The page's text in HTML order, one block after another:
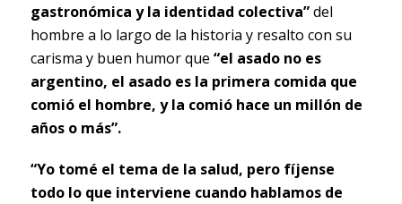
gastronómica y la identidad colectiva”del
hombre a lo largo de la historia y resalto con su
carisma y buen humor que “el asado no es
argentino, el asado es la primera comida que
comió el hombre, y la comió hace un millón de
años o más”.
“Yo tomé el tema de la salud, pero fíjense
todo lo que interviene cuando hablamos de